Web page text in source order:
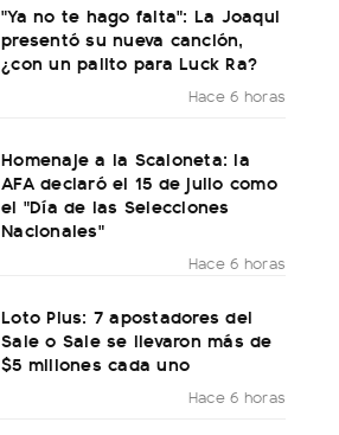
"Ya no te hago falta": La Joaqui
presentó su nueva canción,
¿con un palito para Luck Ra?
Hace 6 horas
Homenaje a la Scaloneta: la
AFA declaró el 15 de julio como
el "Día de las Selecciones
Nacionales"
Hace 6 horas
Loto Plus: 7 apostadores del
Sale o Sale se llevaron más de
$5 millones cada uno
Hace 6 horas